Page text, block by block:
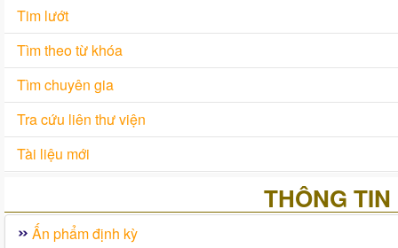
Tim lướt
Tìm theo từ khóa
Tìm chuyên gia
Tra cứu liên thư viện
Tài liệu mới
THÔNG
Ấn phẩm định kỳ